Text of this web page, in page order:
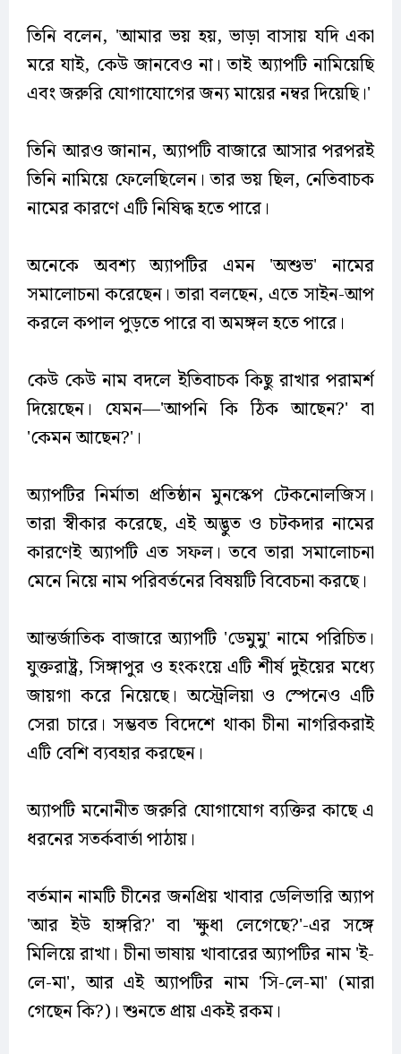
তিনি বলেন, 'আমার ভয় হয়, ভাড়া বাসায় যদি একা
মরে যাই, কেউ জানবেও না। তাই অ্যাপটি নামিয়েছি
এবং জরুরি যোগাযোগের জন্য মায়ের নম্বর দিয়েছি।'
তিনি আরও জানান, অ্যাপটি বাজারে আসার পরপরই
তিনি নামিয়ে ফেলেছিলেন। তার ভয় ছিল, নেতিবাচক
নামের কারণে এটি নিষিদ্ধ হতে পারে।
অনেকে অবশ্য অ্যাপটির এমন 'অশুভ' নামের
সমালোচনা করেছেন। তারা বলছেন, এতে সাইন-আপ
করলে কপাল পুড়তে পারে বা অমঙ্গল হতে পারে।
কেউ কেউ নাম বদলে ইতিবাচক কিছু রাখার পরামর্শ
দিয়েছেন। যেমন—'আপনি কি ঠিক আছেন?' বা
'কেমন আছেন?'।
অ্যাপটির নির্মাতা প্রতিষ্ঠান মুনস্কেপ টেকনোলজিস।
তারা স্বীকার করেছে, এই অদ্ভুত ও চটকদার নামের
কারণেই অ্যাপটি এত সফল। তবে তারা সমালোচনা
মেনে নিয়ে নাম পরিবর্তনের বিষয়টি বিবেচনা করছে।
আন্তর্জাতিক বাজারে অ্যাপটি 'ডেমুমু' নামে পরিচিত।
যুক্তরাষ্ট্র, সিঙ্গাপুর ও হংকংয়ে এটি শীর্ষ দুইয়ের মধ্যে
জায়গা করে নিয়েছে। অস্ট্রেলিয়া ও স্পেনেও এটি
সেরা চারে। সম্ভবত বিদেশে থাকা চীনা নাগরিকরাই
এটি বেশি ব্যবহার করছেন।
অ্যাপটি মনোনীত জরুরি যোগাযোগ ব্যক্তির কাছে এ
ধরনের সতর্কবার্তা পাঠায়।
বর্তমান নামটি চীনের জনপ্রিয় খাবার ডেলিভারি অ্যাপ
'আর ইউ হাঙ্গরি?' বা 'ক্ষুধা লেগেছে?'-এর সঙ্গে
মিলিয়ে রাখা। চীনা ভাষায় খাবারের অ্যাপটির নাম 'ই-
লে-মা', আর এই অ্যাপটির নাম 'সি-লে-মা' (মারা
গেছেন কি?)। শুনতে প্রায় একই রকম।